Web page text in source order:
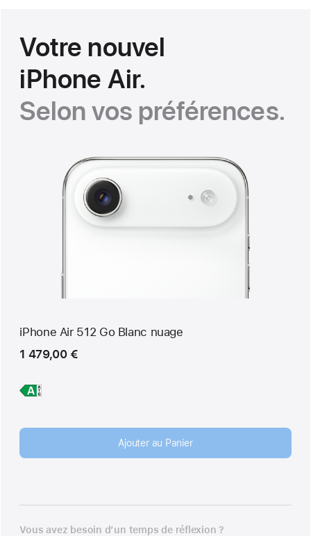
Votre nouvel
iPhone Air.
Selon vos préférences.
iPhone Air 512 Go Blanc nuage
1 479,00 €
En
plus,
Ajouter au Panier
Vous avez besoin d’un temps de réflexion ?